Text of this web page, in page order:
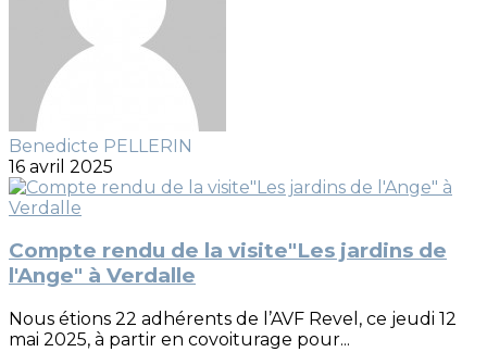
Benedicte PELLERIN
16 avril 2025
Compte rendu de la visite"Les jardins de
l'Ange" à Verdalle
Nous étions 22 adhérents de l’AVF Revel, ce jeudi 12
mai 2025, à partir en covoiturage pour...